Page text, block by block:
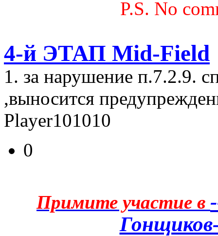
P.S. No
4-й ЭТАП Mid-Field
1. за нарушение п.7.2.9.
,выносится
Player101010
0
Примите участие в